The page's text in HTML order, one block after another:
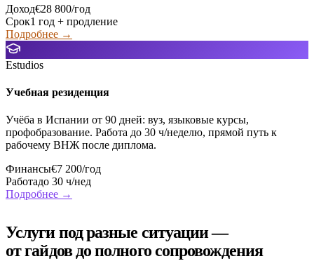
Доход€28 800/год
Срок1 год + продление
Подробнее →
Estudios
Учебная резиденция
Учёба в Испании от 90 дней: вуз, языковые курсы,
профобразование. Работа до 30 ч/неделю, прямой путь к
рабочему ВНЖ после диплома.
Финансы€7 200/год
Работадо 30 ч/нед
Подробнее →
Услуги под разные ситуации —
от гайдов до полного сопровождения